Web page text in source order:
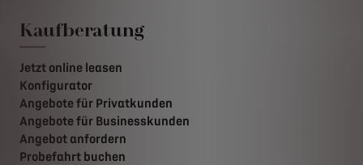
Kaufberatung
Jetzt online leasen
Konfigurator
Angebote für Privatkunden
Angebote für Businesskunden
Angebot anfordern
Probefahrt buchen